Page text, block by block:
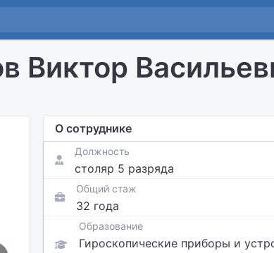
Виктор
О сотруднике
Должность
столяр 5 разряда
Общий стаж
32 года
Образование
Гироскопические приборы и